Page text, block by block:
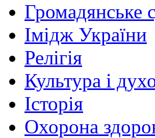
Громадянське
Імідж України
Релігія
Культура і
Історія
Охорона